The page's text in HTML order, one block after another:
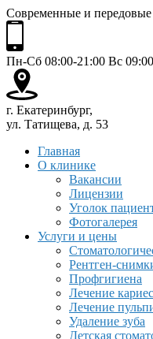
Современные и передовые
Пн-Сб 08:00-21:00 Вс
г. Екатеринбург,
ул. Татищева, д. 53
Главная
О клинике
Вакансии
Лицензии
Уголок
Фотогалерея
Услуги и цены
Рентген-
Профгигиена
Лечение
Лечение
Удаление зуба
Детская